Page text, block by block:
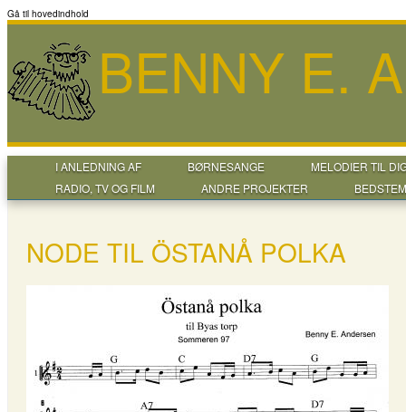
Gå til hovedindhold
BENNY E.
I ANLEDNING AF BØRNESANGE
MELODIER TIL
RADIO, TV OG FILM
ANDRE PROJEKTER
NODE TIL ÖSTANÅ POLKA